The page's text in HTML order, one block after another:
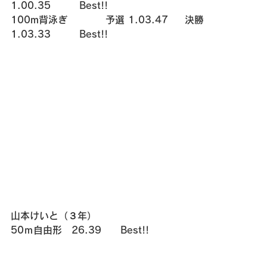
1.00.35　　　Best!!
100m背泳ぎ　　　　予選 1.03.47  　決勝
1.03.33　　　Best!!
山本けいと（３年）
50ｍ自由形　26.39　　Best!!